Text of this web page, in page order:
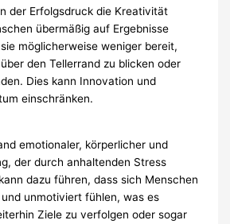
der Erfolgsdruck die Kreativität
übermäßig auf Ergebnisse
möglicherweise weniger bereit,
den Tellerrand zu blicken oder
Dies kann Innovation und
einschränken.
emotionaler, körperlicher und
der durch anhaltenden Stress
dazu führen, dass sich Menschen
unmotiviert fühlen, was es
Ziele zu verfolgen oder sogar